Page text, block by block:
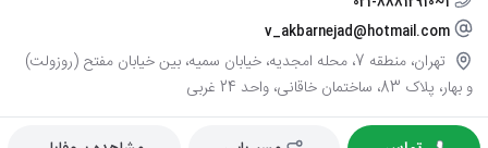
v_akbarnejad@hotmail.com
تهران، منطقه 7، محله امجدیه، خیابان سمیه، بین خیابان مفتح (روزولت)
و بهار، پلاک 83، ساختمان خاقانی، واحد 24 غربی